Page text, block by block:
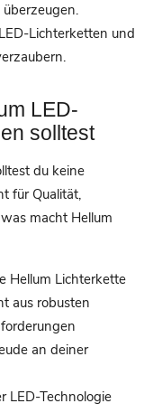
Lichterketten und
LED-
solltest
du keine
für Qualität,
macht Hellum
Hellum Lichterkette
aus robusten
an deiner
LED-Technologie